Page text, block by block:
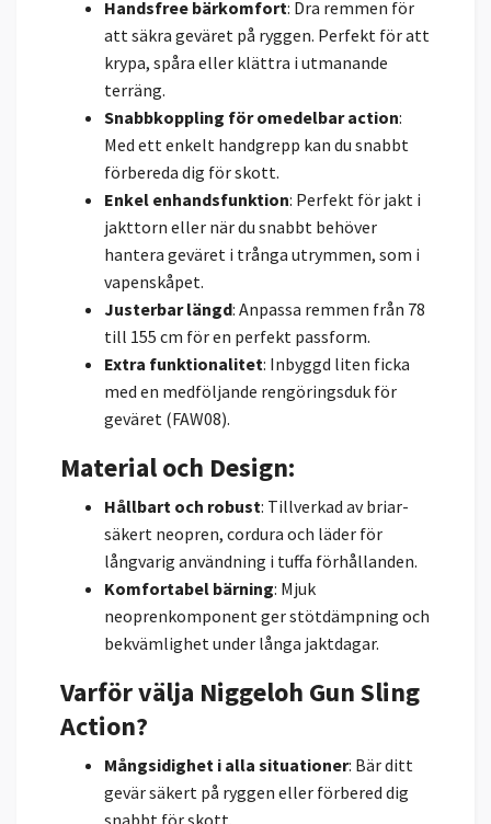
Handsfree bärkomfort: Dra remmen för
att säkra geväret på ryggen. Perfekt för att
krypa, spåra eller klättra i utmanande
terräng.
Snabbkoppling för omedelbar action:
Med ett enkelt handgrepp kan du snabbt
förbereda dig för skott.
Enkel enhandsfunktion: Perfekt för jakt i
jakttorn eller när du snabbt behöver
hantera geväret i trånga utrymmen, som i
vapenskåpet.
Justerbar längd: Anpassa remmen från 78
till 155 cm för en perfekt passform.
Extra funktionalitet: Inbyggd liten ficka
med en medföljande rengöringsduk för
geväret (FAW08).
Material och Design:
Hållbart och robust: Tillverkad av briar-
säkert neopren, cordura och läder för
långvarig användning i tuffa förhållanden.
Komfortabel bärning: Mjuk
neoprenkomponent ger stötdämpning och
bekvämlighet under långa jaktdagar.
Varför välja Niggeloh Gun Sling
Action?
Mångsidighet i alla situationer: Bär ditt
gevär säkert på ryggen eller förbered dig
snabbt för skott.